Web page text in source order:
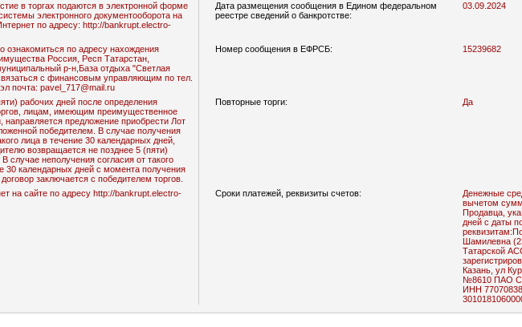
в торгах подаются в электронной форме
электронного документооборота на
по адресу: http://bankrupt.electro-
Дата размещения сообщения в Едином федеральном
реестре сведений о банкротстве:
03.09.2024
ознакомиться по адресу нахождения
Респ Татарстан,
р-н,База отдыха "Светлая
с финансовым управляющим по тел.
почта: pavel_717@mail.ru
Номер сообщения в ЕФРСБ: 15239682
рабочих дней после определения
преимущественное
направляется предложение приобрести Лот
лица в течение 30 календарных дней,
календарных дней с момента получения
заключается с победителем торгов.
Повторные торги: Да
на сайте по адресу http://bankrupt.electro-
Сроки платежей, реквизиты счетов:
Денежные
вычетом
Продавца,
дней с даты
реквизитам:Получатель
Шамилевна
Татарской
Казань, ул Курская, 23, 84)
№8610 ПАО
ИНН